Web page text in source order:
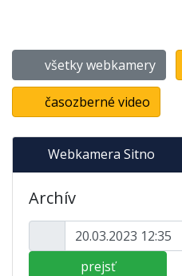
všetky webkamery
časozberné video
Webkamera Sitno
Archív
prejsť